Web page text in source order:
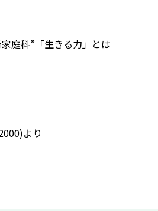
庭科”「生きる力」とは
より